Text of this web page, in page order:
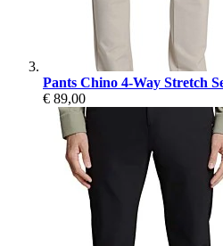
Pants Chino 4-Way Stretch
€ 89,00